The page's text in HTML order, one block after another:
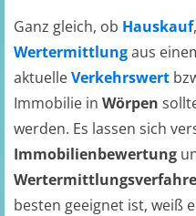
Ganz gleich, ob Hauskauf,
Wertermittlungaus
aktuelleVerkehrswert
Immobilie in Wörpen
werden. Es lassen sich
Immobilienbewertung
besten geeignet ist, weiß